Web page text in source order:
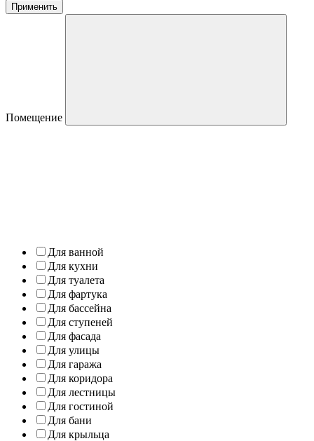
Применить
Помещение
Для ванной
Для кухни
Для туалета
Для фартука
Для бассейна
Для ступеней
Для фасада
Для улицы
Для гаража
Для коридора
Для лестницы
Для гостиной
Для бани
Для крыльца